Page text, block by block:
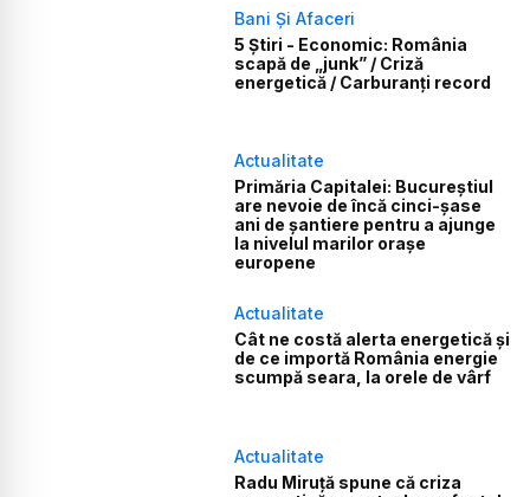
Bani Și Afaceri
5 Știri - Economic: România
scapă de „junk” / Criză
energetică / Carburanți record
Actualitate
Primăria Capitalei: Bucureștiul
are nevoie de încă cinci-șase
ani de șantiere pentru a ajunge
la nivelul marilor orașe
europene
Actualitate
Cât ne costă alerta energetică și
de ce importă România energie
scumpă seara, la orele de vârf
Actualitate
Radu Miruță spune că criza